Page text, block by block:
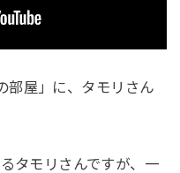
部屋」に、タモリさん
タモリさんですが、一